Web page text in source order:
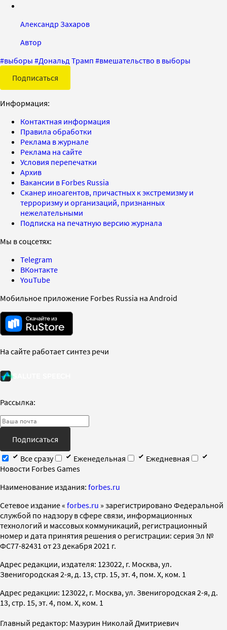
Александр Захаров
Автор
#выборы #Дональд Трамп #вмешательство в выборы
Подписаться
Информация:
Контактная информация
Правила обработки
Реклама в журнале
Реклама на сайте
Условия перепечатки
Архив
Вакансии в Forbes Russia
Сканер иноагентов, причастных к экстремизму и
терроризму и организаций, признанных
нежелательными
Подписка на печатную версию журнала
Мы в соцсетях:
Telegram
ВКонтакте
YouTube
Мобильное приложение Forbes Russia на Android
На сайте работает синтез речи
Рассылка:
Подписаться
Все сразу
Еженедельная
Ежедневная
Новости Forbes Games
Наименование издания: forbes.ru
Cетевое издание « forbes.ru » зарегистрировано Федеральной
службой по надзору в сфере связи, информационных
технологий и массовых коммуникаций, регистрационный
номер и дата принятия решения о регистрации: серия Эл №
ФС77-82431 от 23 декабря 2021 г.
Адрес редакции, издателя: 123022, г. Москва, ул.
Звенигородская 2-я, д. 13, стр. 15, эт. 4, пом. X, ком. 1
Адрес редакции: 123022, г. Москва, ул. Звенигородская 2-я, д.
13, стр. 15, эт. 4, пом. X, ком. 1
Главный редактор: Мазурин Николай Дмитриевич